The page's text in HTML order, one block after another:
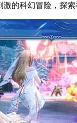
的科幻冒险，探